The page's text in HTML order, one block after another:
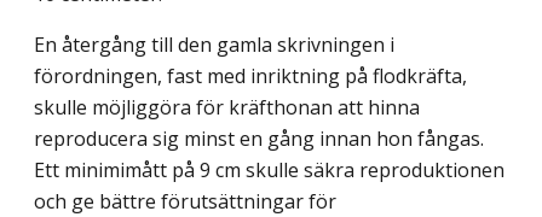
En återgång till den gamla skrivningen i
förordningen, fast med inriktning på flodkräfta,
skulle möjliggöra för kräfthonan att hinna
reproducera sig minst en gång innan hon fångas.
Ett minimimått på 9 cm skulle säkra reproduktionen
och ge bättre förutsättningar för